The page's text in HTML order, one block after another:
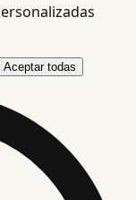
Aceptar todas